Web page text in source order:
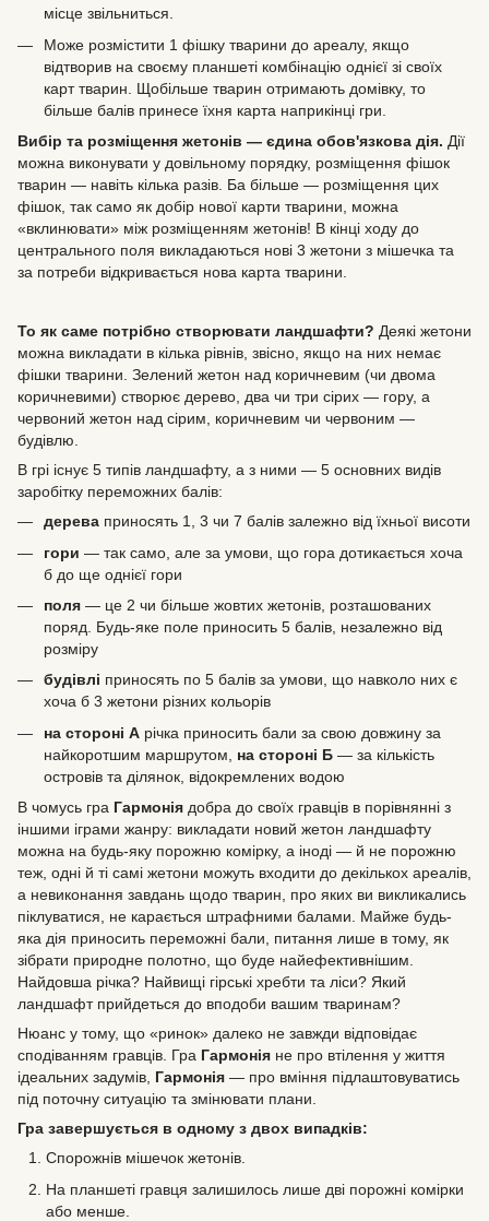
місце звільниться.
Може розмістити 1 фішку тварини до ареалу, якщо
відтворив на своєму планшеті комбінацію однієї зі своїх
карт тварин. Щобільше тварин отримають домівку, то
більше балів принесе їхня карта наприкінці гри.
Вибір та розміщення жетонів — єдина обов'язкова дія. Дії
можна виконувати у довільному порядку, розміщення фішок
тварин — навіть кілька разів. Ба більше — розміщення цих
фішок, так само як добір нової карти тварини, можна
«вклинювати» між розміщенням жетонів! В кінці ходу до
центрального поля викладаються нові 3 жетони з мішечка та
за потреби відкривається нова карта тварини.
То як саме потрібно створювати ландшафти? Деякі жетони
можна викладати в кілька рівнів, звісно, якщо на них немає
фішки тварини. Зелений жетон над коричневим (чи двома
коричневими) створює дерево, два чи три сірих — гору, а
червоний жетон над сірим, коричневим чи червоним —
будівлю.
В грі існує 5 типів ландшафту, а з ними — 5 основних видів
заробітку переможних балів:
дерева приносять 1, 3 чи 7 балів залежно від їхньої висоти
гори — так само, але за умови, що гора дотикається хоча
б до ще однієї гори
поля — це 2 чи більше жовтих жетонів, розташованих
поряд. Будь-яке поле приносить 5 балів, незалежно від
розміру
будівлі приносять по 5 балів за умови, що навколо них є
хоча б 3 жетони різних кольорів
на стороні А річка приносить бали за свою довжину за
найкоротшим маршрутом, на стороні Б — за кількість
островів та ділянок, відокремлених водою
В чомусь гра Гармонія добра до своїх гравців в порівнянні з
іншими іграми жанру: викладати новий жетон ландшафту
можна на будь-яку порожню комірку, а іноді — й не порожню
теж, одні й ті самі жетони можуть входити до декількох ареалів,
а невиконання завдань щодо тварин, про яких ви викликались
піклуватися, не карається штрафними балами. Майже будь-
яка дія приносить переможні бали, питання лише в тому, як
зібрати природне полотно, що буде найефективнішим.
Найдовша річка? Найвищі гірські хребти та ліси? Який
ландшафт прийдеться до вподоби вашим тваринам?
Нюанс у тому, що «ринок» далеко не завжди відповідає
сподіванням гравців. Гра Гармонія не про втілення у життя
ідеальних задумів, Гармонія — про вміння підлаштовуватись
під поточну ситуацію та змінювати плани.
Гра завершується в одному з двох випадків:
Спорожнів мішечок жетонів.
На планшеті гравця залишилось лише дві порожні комірки
або менше.